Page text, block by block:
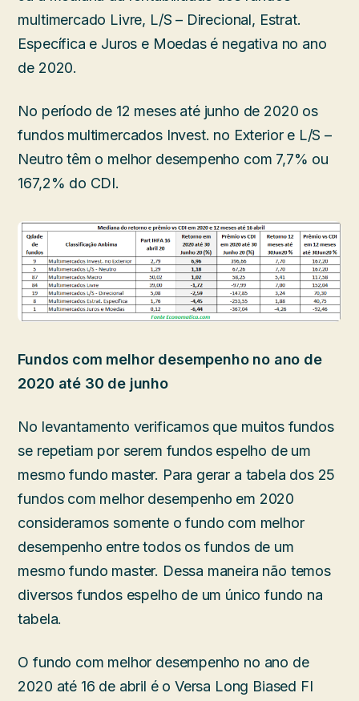
multimercado Livre, L/S – Direcional, Estrat.
Específica e Juros e Moedas é negativa no ano
de 2020.
No período de 12 meses até junho de 2020 os
fundos multimercados Invest. no Exterior e L/S –
Neutro têm o melhor desempenho com 7,7% ou
167,2% do CDI.
Fundos com melhor desempenho no ano de
2020 até 30 de junho
No levantamento verificamos que muitos fundos
se repetiam por serem fundos espelho de um
mesmo fundo master. Para gerar a tabela dos 25
fundos com melhor desempenho em 2020
consideramos somente o fundo com melhor
desempenho entre todos os fundos de um
mesmo fundo master. Dessa maneira não temos
diversos fundos espelho de um único fundo na
tabela.
O fundo com melhor desempenho no ano de
2020 até 16 de abril é o Versa Long Biased FI